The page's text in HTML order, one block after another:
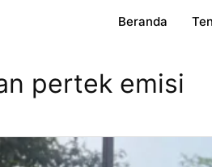
Beranda
pertek emisi